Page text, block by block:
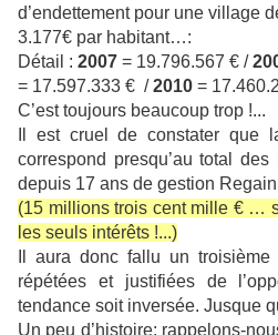
d’endettement pour une village
3.177€ par habitant…:
Détail : 2007 = 19.796.567 € /
= 17.597.333 € /2010 =
C’est toujours beaucoup trop !...
Il est cruel de constater que
correspond presqu’au total
depuis 17 ans de gestion
(15 millions trois cent mille € …
les seuls intérêts !...)
Il aura donc fallu un
répétées et justifiées de
tendance soit inversée. Jusque
Un peu d’histoire: rappelons-